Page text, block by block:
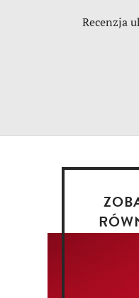
Recenzja